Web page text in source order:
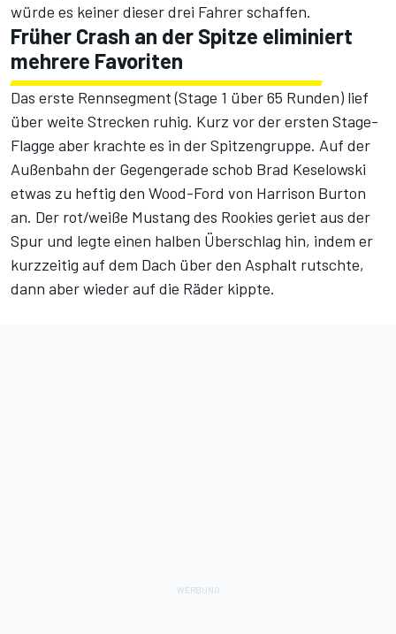
würde es keiner dieser drei Fahrer schaffen.
Früher Crash an der Spitze eliminiert
mehrere Favoriten
Das erste Rennsegment (Stage 1 über 65 Runden) lief
über weite Strecken ruhig. Kurz vor der ersten Stage-
Flagge aber krachte es in der Spitzengruppe. Auf der
Außenbahn der Gegengerade schob Brad Keselowski
etwas zu heftig den Wood-Ford von Harrison Burton
an. Der rot/weiße Mustang des Rookies geriet aus der
Spur und legte einen halben Überschlag hin, indem er
kurzzeitig auf dem Dach über den Asphalt rutschte,
dann aber wieder auf die Räder kippte.